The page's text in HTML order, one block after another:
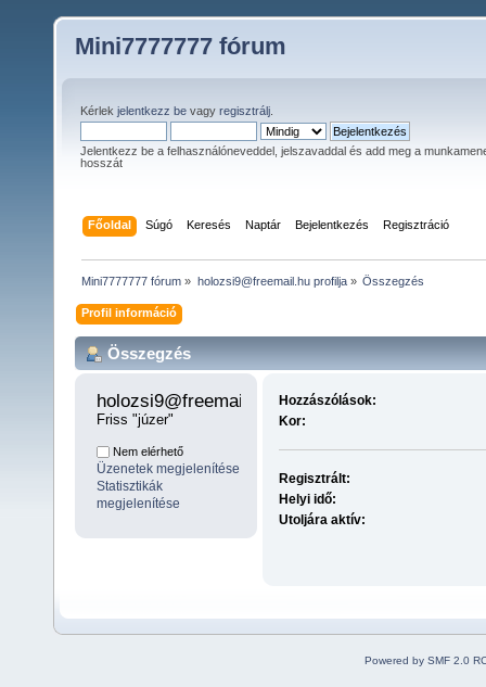
Mini7777777 fórum
Kérlek jelentkezz be vagy regisztrálj
Jelentkezz be a felhasználóneveddel, jelszavaddal és add meg a
hosszát
Főoldal Súgó Keresés Naptár Bejelentkezés Regisztráció
Mini7777777 fórum » holozsi9@freemail.hu profilja» Összegzés
Profil információ
Összegzés
Friss "júzer"
Nem elérhető
Üzenetek megjelenítése
Statisztikák
megjelenítése
Hozzászólások:
Kor:
Regisztrált:
Helyi idő:
Utoljára aktív:
Powered by SMF 2.0